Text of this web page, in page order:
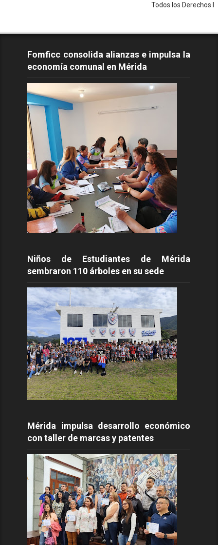
Todos los Derechos
Fomficc consolida alianzas e impulsa la
economía comunal en Mérida
Niños de Estudiantes de Mérida
sembraron 110 árboles en su sede
Mérida impulsa desarrollo económico
con taller de marcas y patentes